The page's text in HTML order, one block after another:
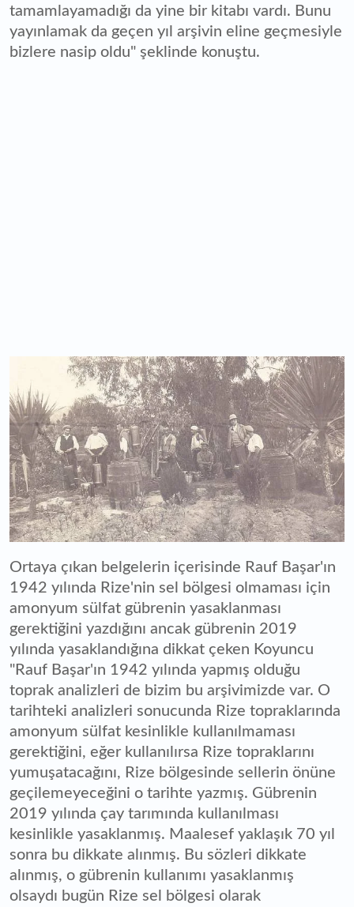
tamamlayamadığı da yine bir kitabı vardı. Bunu
yayınlamak da geçen yıl arşivin eline geçmesiyle
bizlere nasip oldu" şeklinde konuştu.
Ortaya çıkan belgelerin içerisinde Rauf Başar'ın
1942 yılında Rize'nin sel bölgesi olmaması için
amonyum sülfat gübrenin yasaklanması
gerektiğini yazdığını ancak gübrenin 2019
yılında yasaklandığına dikkat çeken Koyuncu
"Rauf Başar'ın 1942 yılında yapmış olduğu
toprak analizleri de bizim bu arşivimizde var. O
tarihteki analizleri sonucunda Rize topraklarında
amonyum sülfat kesinlikle kullanılmaması
gerektiğini, eğer kullanılırsa Rize topraklarını
yumuşatacağını, Rize bölgesinde sellerin önüne
geçilemeyeceğini o tarihte yazmış. Gübrenin
2019 yılında çay tarımında kullanılması
kesinlikle yasaklanmış. Maalesef yaklaşık 70 yıl
sonra bu dikkate alınmış. Bu sözleri dikkate
alınmış, o gübrenin kullanımı yasaklanmış
olsaydı bugün Rize sel bölgesi olarak